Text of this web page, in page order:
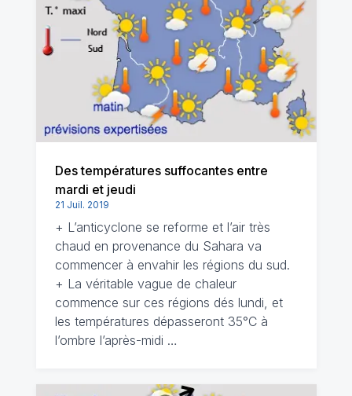
Des températures suffocantes entre
mardi et jeudi
21 Juil. 2019
+ L’anticyclone se reforme et l’air très
chaud en provenance du Sahara va
commencer à envahir les régions du sud.
+ La véritable vague de chaleur
commence sur ces régions dés lundi, et
les températures dépasseront 35°C à
l’ombre l’après-midi …